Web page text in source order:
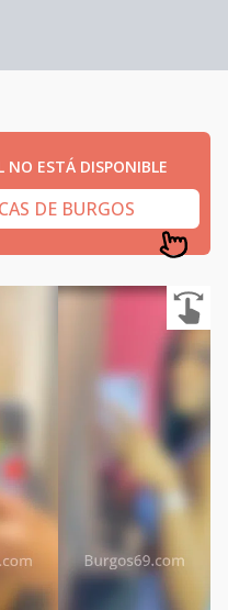
NO ESTÁ DISPONIBLE
DE BURGOS